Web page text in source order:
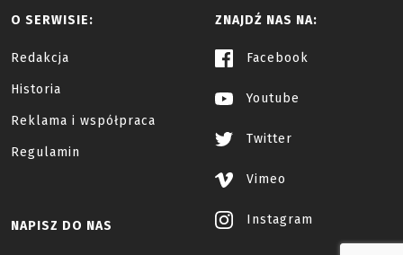
O SERWISIE:
Redakcja
Historia
Reklama i współpraca
Regulamin
ZNAJDŹ NAS NA:
Facebook
Youtube
Twitter
Vimeo
Instagram
NAPISZ DO NAS